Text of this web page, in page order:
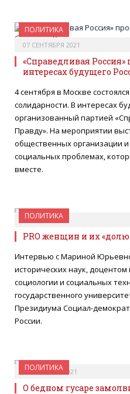
ПОЛИТИКА
07 СЕНТЯБРЯ 2021
«Справедливая Россия»
интересах будущего
4 сентября в Москве
солидарности. В интересах
организованный партией
Правду». На мероприятии
общественных организации
социальных проблемах,
вместе.
ПОЛИТИКА
05 ИЮЛЯ 2021
PRO женщин и их
Интервью с Мариной
исторических наук,
социологии и социальных
государственного
Президиума Социал-
России.
ПОЛИТИКА
08 ФЕВРАЛЯ 2021
О бедном гусаре